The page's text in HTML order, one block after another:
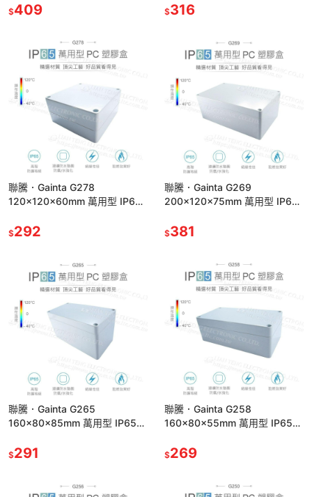
制箱
$409
制箱
$316
聯騰．Gainta G278
120x120x60mm 萬用型 IP65
制箱
$292
聯騰．Gainta G269
200x120x75mm 萬用型 IP65
制箱
$381
聯騰．Gainta G265
160x80x85mm 萬用型 IP65
制箱
$291
聯騰．Gainta G258
160x80x55mm 萬用型 IP65
制箱
$269